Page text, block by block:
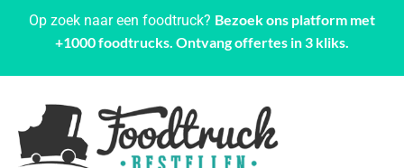
Op zoek naar een foodtruck? Bezoek ons platform met
+1000 foodtrucks. Ontvang offertes in 3 kliks.